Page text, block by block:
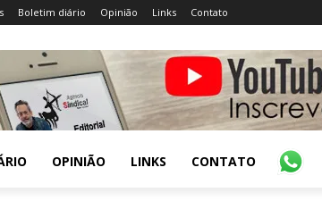
Boletim diário Opinião Links Contato
OPINIÃO LINKS CONTATO